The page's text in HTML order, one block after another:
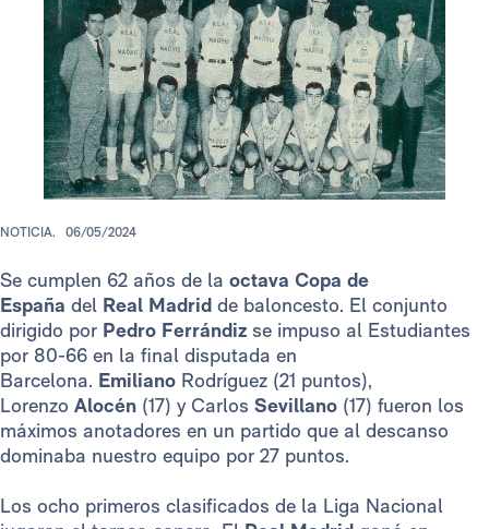
NOTICIA. 06/05/2024
Se cumplen 62 años de la octava Copa de
España del Real Madrid de baloncesto. El conjunto
dirigido por Pedro Ferrándiz se impuso al Estudiantes
por 80-66 en la final disputada en
Barcelona. Emiliano Rodríguez (21 puntos),
Lorenzo Alocén (17) y Carlos Sevillano (17) fueron los
máximos anotadores en un partido que al descanso
dominaba nuestro equipo por 27 puntos.
Los ocho primeros clasificados de la Liga Nacional